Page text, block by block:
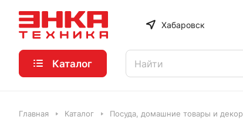
Хабаровск
Каталог
Главная Каталог Посуда, домашние товары и декор